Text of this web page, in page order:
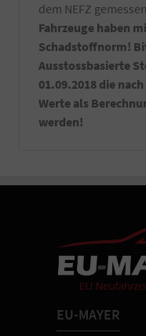
dem NEFZ
Fahrzeuge haben
Schadstoffnorm!
Ausstossbasierte
01.09.2018 die
Werte als
werden!
EU-MAYER